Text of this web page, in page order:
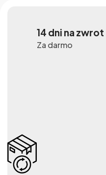
14 dni na zwrot
Za darmo